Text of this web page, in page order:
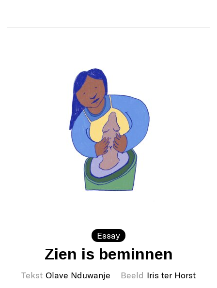
Essay
Zien is beminnen
Tekst Olave Nduwanje Beeld Iris ter Horst